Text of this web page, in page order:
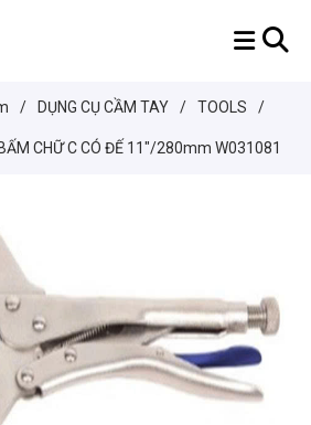
/ DỤNG CỤ CẦM TAY / TOOLS /
CHỮ C CÓ ĐẾ 11"/280mm W031081